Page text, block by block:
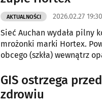
AKTUALNOŚCI 2026.02.27 19:30
Sieć Auchan wydała pilny
mrożonki marki Hortex.
obcego (szkła) wewnątrz
GIS ostrzega
zdrowiu